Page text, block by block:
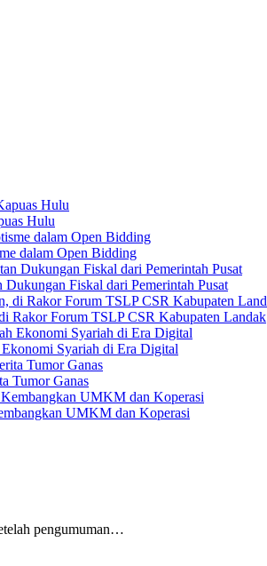
Hulu
dalam Open Bidding
Fiskal dari Pemerintah Pusat
Rakor Forum TSLP CSR Kabupaten Landak
Syariah di Era Digital
Tumor Ganas
UMKM dan Koperasi
pengumuman…